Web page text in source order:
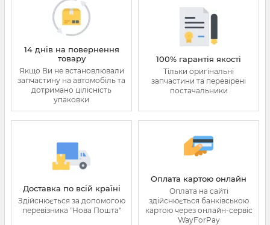
14 днів на повернення
товару
Якщо Ви не встановлювали
запчастину на автомобіль та
дотримано цілісність
упаковки
100% гарантія якості
Тільки оригінальні
запчастини та перевірені
постачальники
Доставка по всій країні
Здійснюється за допомогою
перевізника "Нова Пошта"
Оплата картою онлайн
Оплата на сайті
здійснюється банківською
картою через онлайн-сервіс
WayForPay